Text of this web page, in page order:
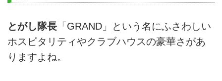
とがし隊長 「GRAND」という名にふさわしい
ホスピタリティやクラブハウスの豪華さがあ
りますよね。